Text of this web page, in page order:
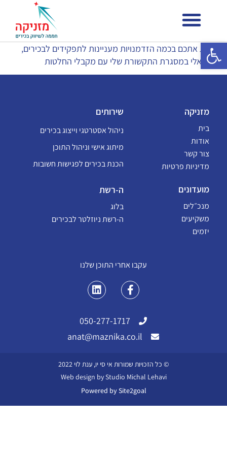
פתח סרגל נגישות
משתפת אתכם בכמה הזדמנויות מעניינות לתפקידים לבכירים,
שהגיעו אלי במסגרת התקשורת שלי עם מקבלי החלטות
מזניקה
בית
אודות
צור קשר
מדיניות פרטיות
שירותים
ניהול אסטרטגי וייצוג בכירים
מיתוג אישי וניהול התוכן
הכנת בכירים לפגישות חשובות
מועדונים
מנכ״לים
משקיעים
יזמים
ה-רשת
בלוג
ה-רשת ניוזלטר לבכירים
עקבו אחרי התוכן שלנו
050-277-1717
anat@maznika.co.il
© כל הזכויות שמורות אי סי יו, ענת לוי 2022
Web design by Studio Michal Lehavi
Powered by Site2goal